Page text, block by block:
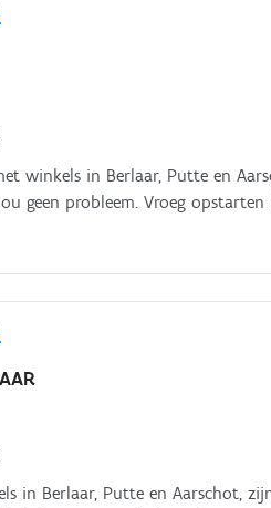
winkels in Berlaar, Putte en
geen probleem. Vroeg opstarten
in Berlaar, Putte en Aarschot,